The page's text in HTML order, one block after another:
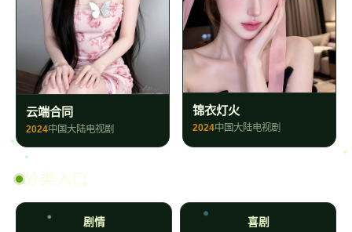
云端合同
2024中国大陆电视剧
锦衣灯火
2024中国大陆电视剧
分类入口
剧情 喜剧